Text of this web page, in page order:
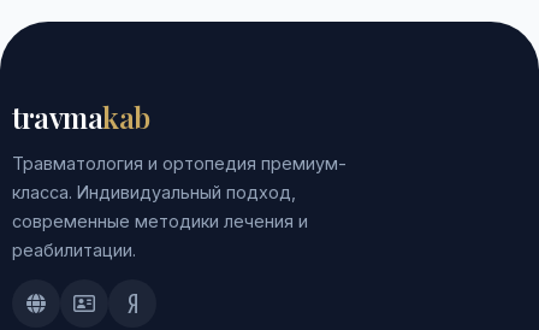
travmakab
Травматология и ортопедия премиум-
класса. Индивидуальный подход,
современные методики лечения и
реабилитации.
Doctu.ruПроДокторов
Яндекс.Здоровье